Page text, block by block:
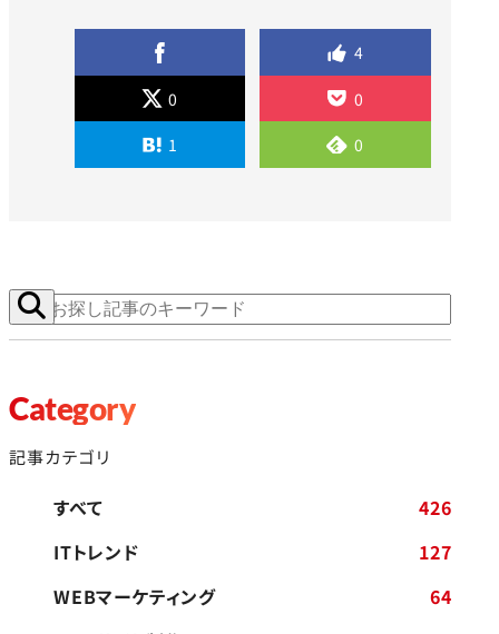
4
0 0
1 0
Category
記事カテゴリ
すべて
426
ITトレンド
127
WEBマーケティング
64